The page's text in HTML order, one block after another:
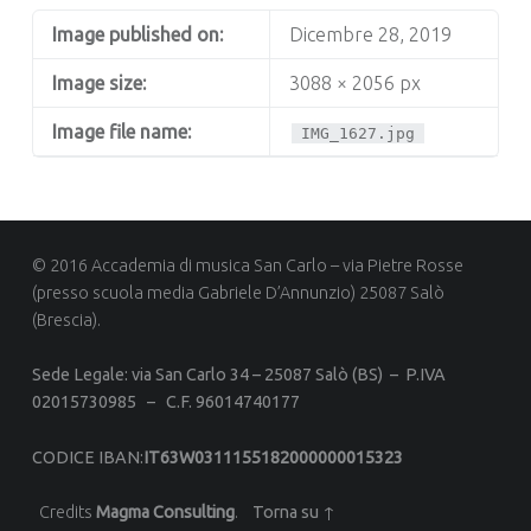
Image published on: Dicembre 28, 2019
Image size: 3088 × 2056 px
Image file name: IMG_1627.jpg
© 2016 Accademia di musica San Carlo – via Pietre Rosse
(presso scuola media Gabriele D’Annunzio) 25087 Salò
(Brescia).
Sede Legale: via San Carlo 34 – 25087 Salò (BS) – P.IVA
02015730985 – C.F. 96014740177
CODICE IBAN:IT63W0311155182000000015323
Credits Magma Consulting. Torna su ↑